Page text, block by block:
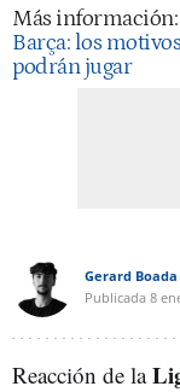
Más información:
Barça: los
podrán jugar
Gerard Boada
Publicada 8
Reacción de la